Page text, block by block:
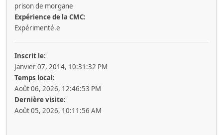
prison de morgane
Expérience de la CMC:
Expérimenté.e
Inscrit le:
Janvier 07, 2014, 10:31:32 PM
Temps local:
Août 06, 2026, 12:46:53 PM
Dernière visite:
Août 05, 2026, 10:11:56 AM